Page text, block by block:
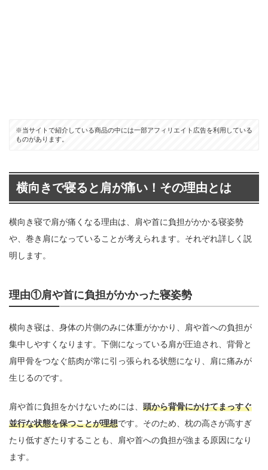
※当サイトで紹介している商品の中には一部アフィリエイト広告を利用している
ものがあります。
横向きで寝ると肩が痛い！その理由とは
横向き寝で肩が痛くなる理由は、肩や首に負担がかかる寝姿勢
や、巻き肩になっていることが考えられます。それぞれ詳しく説
明します。
理由①肩や首に負担がかかった寝姿勢
横向き寝は、身体の片側のみに体重がかかり、肩や首への負担が
集中しやすくなります。下側になっている肩が圧迫され、背骨と
肩甲骨をつなぐ筋肉が常に引っ張られる状態になり、肩に痛みが
生じるのです。
肩や首に負担をかけないためには、 頭から背骨にかけてまっすぐ
並行な状態を保つことが理想です。そのため、枕の高さが高すぎ
たり低すぎたりすることも、肩や首への負担が強まる原因になり
ます。